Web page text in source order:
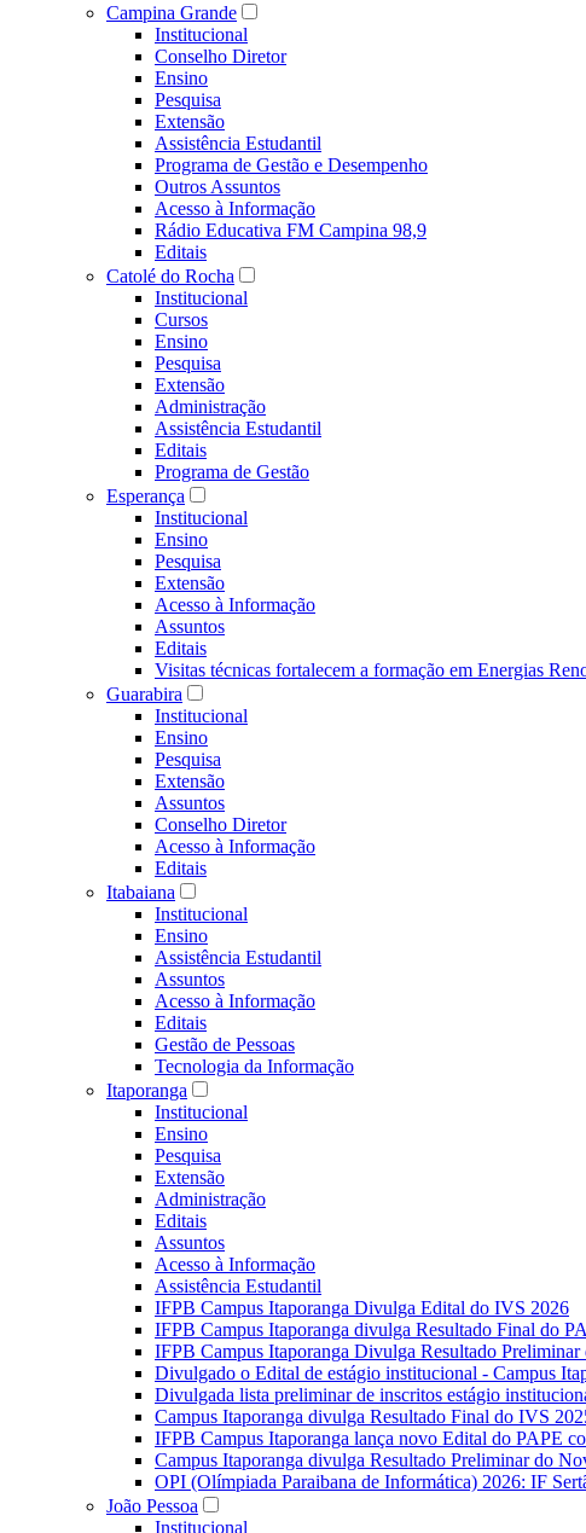
Campina Grande
Institucional
Conselho Diretor
Ensino
Pesquisa
Extensão
Assistência Estudantil
Programa de Gestão e Desempenho
Outros Assuntos
Acesso à Informação
Rádio Educativa FM Campina 98,9
Editais
Catolé do Rocha
Institucional
Cursos
Ensino
Pesquisa
Extensão
Administração
Assistência Estudantil
Editais
Programa de Gestão
Esperança
Institucional
Ensino
Pesquisa
Extensão
Acesso à Informação
Assuntos
Editais
Visitas técnicas fortalecem a formação em Energias
Guarabira
Institucional
Ensino
Pesquisa
Extensão
Assuntos
Conselho Diretor
Acesso à Informação
Editais
Itabaiana
Institucional
Ensino
Assistência Estudantil
Assuntos
Acesso à Informação
Editais
Gestão de Pessoas
Tecnologia da Informação
Itaporanga
Institucional
Ensino
Pesquisa
Extensão
Administração
Editais
Assuntos
Acesso à Informação
Assistência Estudantil
IFPB Campus Itaporanga Divulga Edital do IVS 2026
IFPB Campus Itaporanga divulga Resultado Final do
IFPB Campus Itaporanga Divulga Resultado
Divulgado o Edital de estágio institucional - Campus
Divulgada lista preliminar de inscritos estágio
Campus Itaporanga divulga Resultado Final do IVS
IFPB Campus Itaporanga lança novo Edital do PAPE
Campus Itaporanga divulga Resultado Preliminar do
OPI (Olímpiada Paraibana de Informática) 2026: IF
João Pessoa
Institucional